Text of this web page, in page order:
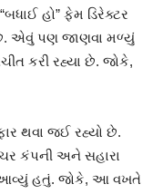
હો” ફેમ ડિરેક્ટર
છે. એવું પણ જાણવા મળ્યું
કરી રહ્યા છે. જોકે,
થવા જઈ રહ્યો છે.
કંપની અને સહારા
આવ્યું હતું. જોકે, આ વખતે